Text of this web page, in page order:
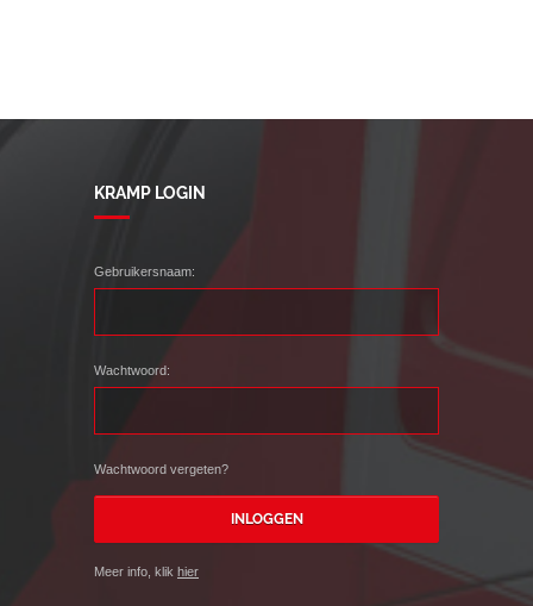
KRAMP LOGIN
Gebruikersnaam:
Wachtwoord:
Wachtwoord vergeten?
Meer info, klik hier